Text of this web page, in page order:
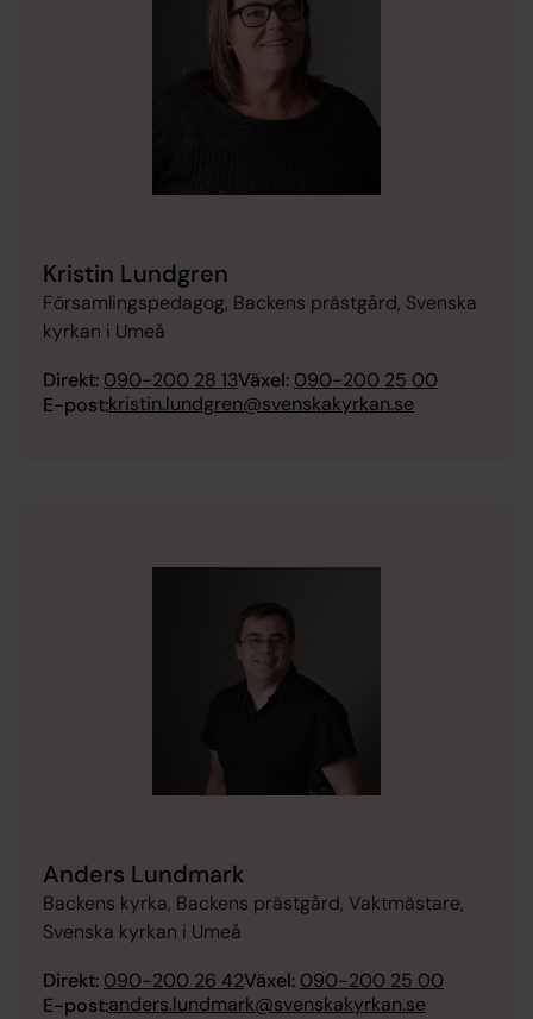
Kristin Lundgren
Församlingspedagog, Backens prästgård, Svenska
kyrkan i Umeå
Direkt: 090-200 28 13Växel: 090-200 25 00
E-post:kristin.lundgren@svenskakyrkan.se
Anders Lundmark
Backens kyrka, Backens prästgård, Vaktmästare,
Svenska kyrkan i Umeå
Direkt: 090-200 26 42Växel: 090-200 25 00
E-post:anders.lundmark@svenskakyrkan.se